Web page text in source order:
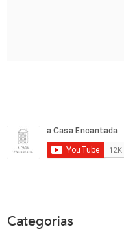
Categorias